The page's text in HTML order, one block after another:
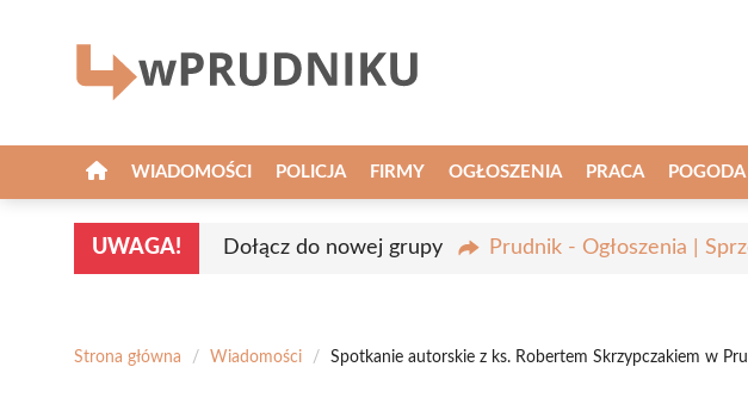
WIADOMOŚCI POLICJA FIRMY OGŁOSZENIA PRACA POGODA
UWAGA! Dołącz do nowej grupy Prudnik - Ogłoszenia |
Strona główna / Wiadomości / Spotkanie autorskie z ks. Robertem Skrzypczakiem w